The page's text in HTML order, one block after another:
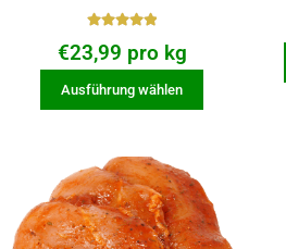
t mit
5
€23,99 pro kg
Ausführung wählen